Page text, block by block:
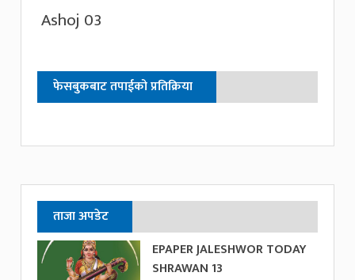
Ashoj 03
फेसबुकबाट तपाईको प्रतिक्रिया
ताजा अपडेट
EPAPER JALESHWOR TODAY
SHRAWAN 13